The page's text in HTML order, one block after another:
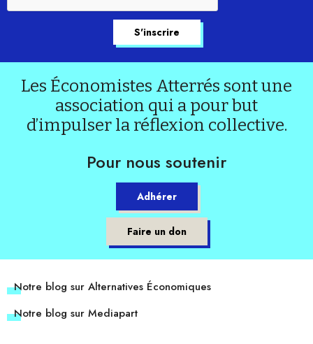
Les Économistes Atterrés sont une
association qui a pour but
d’impulser la réflexion collective.
Pour nous soutenir
Adhérer
Faire un don
Notre blog sur Alternatives Économiques
Notre blog sur Mediapart